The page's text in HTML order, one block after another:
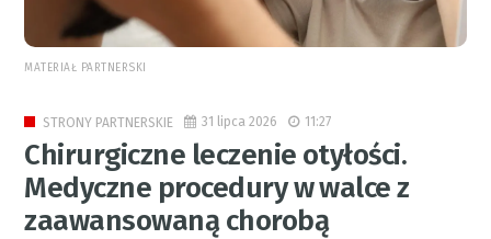
MATERIAŁ PARTNERSKI
STRONY PARTNERSKIE 31 lipca 2026 11:27
Chirurgiczne leczenie otyłości.
Medyczne procedury w walce z
zaawansowaną chorobą